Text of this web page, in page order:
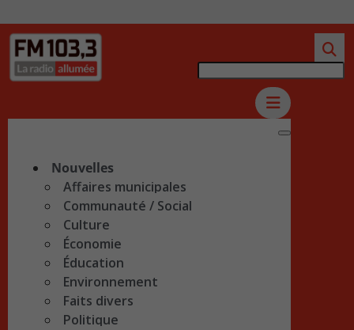
Nouvelles
Affaires municipales
Communauté / Social
Culture
Économie
Éducation
Environnement
Faits divers
Politique